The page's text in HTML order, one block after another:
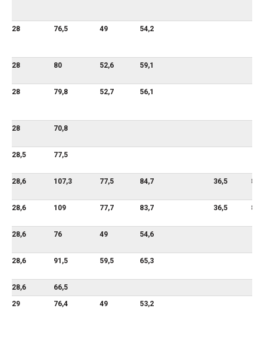
28 76,5 49 54,2
28 80 52,6 59,1
28 79,8 52,7 56,1
28 70,8
28,5 77,5
28,6 107,3 77,5 84,7 36,5
28,6 109 77,7 83,7 36,5
28,6 76 49 54,6
28,6 91,5 59,5 65,3
28,6
66,5
29
76,4 49 53,2